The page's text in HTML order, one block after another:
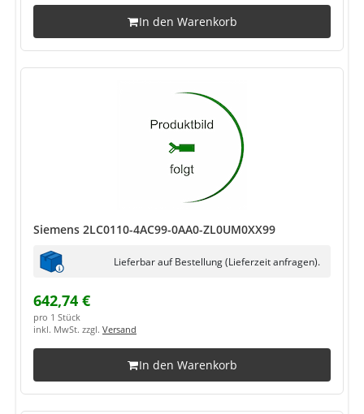
In den Warenkorb
Siemens 2LC0110-4AC99-0AA0-ZL0UM0XX99
Lieferbar auf Bestellung (Lieferzeit anfragen).
642,74 €
pro 1 Stück
inkl. MwSt. zzgl. Versand
In den Warenkorb